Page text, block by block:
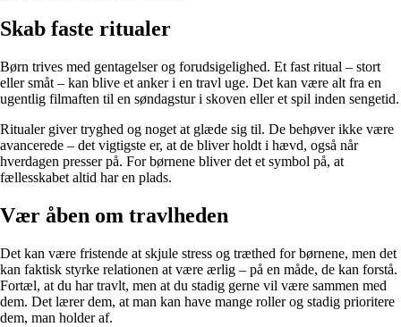
Skab faste ritualer
Børn trives med gentagelser og forudsigelighed. Et fast ritual – stort
eller småt – kan blive et anker i en travl uge. Det kan være alt fra en
ugentlig filmaften til en søndagstur i skoven eller et spil inden sengetid.
Ritualer giver tryghed og noget at glæde sig til. De behøver ikke være
avancerede – det vigtigste er, at de bliver holdt i hævd, også når
hverdagen presser på. For børnene bliver det et symbol på, at
fællesskabet altid har en plads.
Vær åben om travlheden
Det kan være fristende at skjule stress og træthed for børnene, men det
kan faktisk styrke relationen at være ærlig – på en måde, de kan forstå.
Fortæl, at du har travlt, men at du stadig gerne vil være sammen med
dem. Det lærer dem, at man kan have mange roller og stadig prioritere
dem, man holder af.